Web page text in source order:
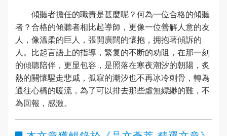
傾聽者擔任的職責是甚麼呢？何為一位合格的傾聽
者？合格的傾聽者相比起導師，更像一位善解人意的友
人，像溫柔的巨人，張開廣闊的懷抱，拥抱著傾訴的
人。比起言語上的指導，繁复的不断的劝阻，在那一刻
的傾聽陪伴，更显包容，是照落在寒夜潮汐的朝陽，炙
熱的關懷驅走悲戚，孤寂的潮汐也不再冰冷刺骨，轉為
通往心橋的暖流，為了可以排去那些虛無縹緲的難，不
為回報，感激。